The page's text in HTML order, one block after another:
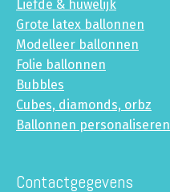
Liefde & huwelijk
Grote latex ballonnen
Modelleer ballonnen
Folie ballonnen
Bubbles
Cubes, diamonds, orbz
Ballonnen personaliseren
Contactgegevens